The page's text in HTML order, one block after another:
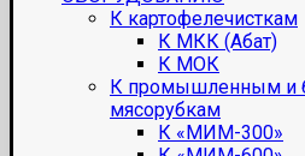
К картофелечисткам
К МКК (Абат)
К МОК
К промышленным и
мясорубкам
К «МИМ-300»